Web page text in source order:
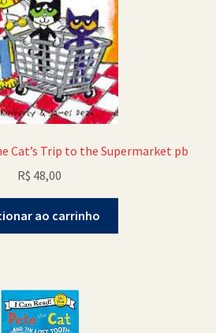
Cat’s Trip to the Supermarket pb
R$ 48,00
ao carrinho